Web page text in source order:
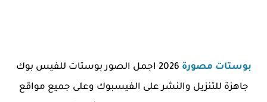
بوستات مصورة
2026 اجمل الصور بوستات للفيس بوك
جاهزة للتنزيل والنشر على الفيسبوك وعلى جميع مواقع